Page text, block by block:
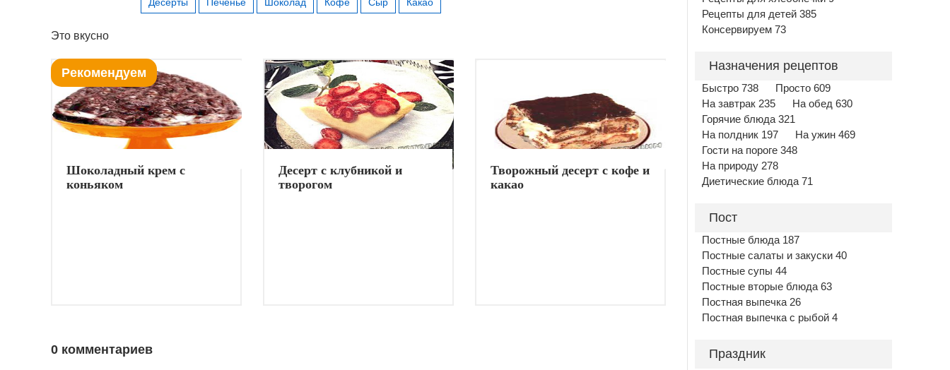
Это вкусно
Рекомендуем
Шоколадный крем с
коньяком
Десерт с клубникой и
творогом
Творожный десерт с кофе и
какао
0 комментариев
Рецепты для детей 385
Консервируем 73
Назначения рецептов
Быстро 738
Просто 609
На завтрак 235
На обед 630
Горячие блюда 321
На полдник 197
На ужин 469
Гости на пороге 348
На природу 278
Диетические блюда 71
Пост
Постные блюда 187
Постные салаты и закуски 40
Постные супы 44
Постные вторые блюда 63
Постная выпечка 26
Постная выпечка с рыбой 4
Праздник